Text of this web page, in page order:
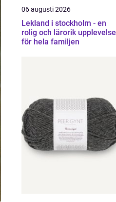
06 augusti 2026
Lekland i stockholm - en
rolig och lärorik upplevelse
för hela familjen